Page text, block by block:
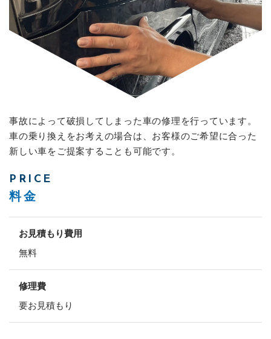
事故によって破損してしまった車の修理を行っています。
車の乗り換えをお考えの場合は、お客様のご希望に合った
新しい車をご提案することも可能です。
PRICE
料金
お見積もり費用
無料
修理費
要お見積もり